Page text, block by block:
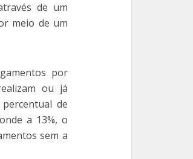
de um
meio de um
por
ou já
de
a 13%, o
sem a